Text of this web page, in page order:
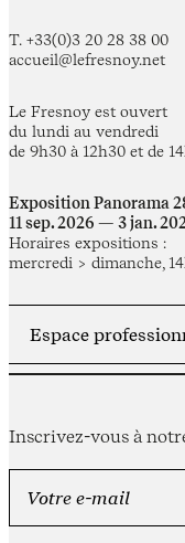
T. +33(0)3 20 28 38 00
accueil@lefresnoy.net
Le Fresnoy est ouvert
du lundi au vendredi
de 9h30 à 12h30 et de
Exposition Panorama
11 sep. 2026 — 3 jan.
Horaires expositions :
mercredi > dimanche,
Inscrivez-vous à